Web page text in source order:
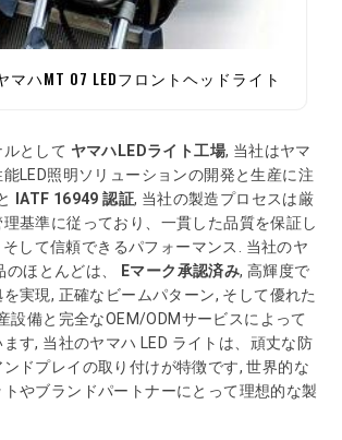
マハMT 07 LEDフロントヘッドライト
として ヤマハLEDライト工場, 当社はヤマ
LED照明ソリューションの開発と生産に注
IATF 16949 認証, 当社の製造プロセスは厳
基準に従っており、一貫した品質を保証し
して信頼できるパフォーマンス. 当社のヤ
のほとんどは、
Eマーク承認済み, 高輝度で
実現, 正確なビームパターン, そして優れた
設備と完全なOEM/ODMサービスによって
す, 当社のヤマハ LED ライトは、頑丈な防
ドプレイの取り付けが特徴です, 世界的な
やブランドパートナーにとって理想的な製